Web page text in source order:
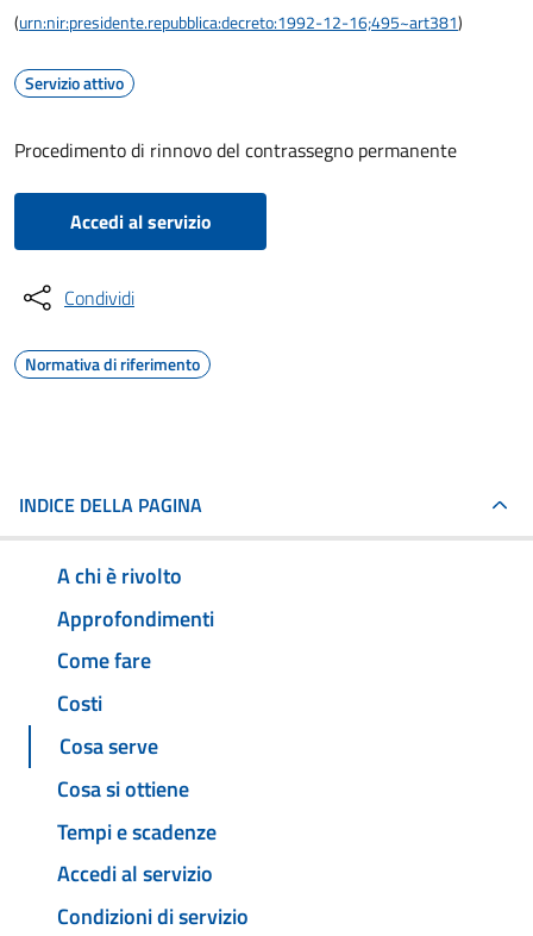
(urn:nir:presidente.repubblica:decreto:1992-12-16;495~art381)
Servizio attivo
Procedimento di rinnovo del contrassegno permanente
Accedi al servizio
Condividi
Normativa di riferimento
INDICE DELLA PAGINA
A chi è rivolto
Approfondimenti
Come fare
Costi
Cosa serve
Cosa si ottiene
Tempi e scadenze
Accedi al servizio
Condizioni di servizio